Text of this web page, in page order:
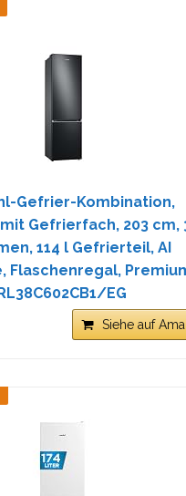
Gefrier-Kombination,
Gefrierfach, 203 cm,
114 l Gefrierteil, AI
Flaschenregal,
EG
Siehe auf